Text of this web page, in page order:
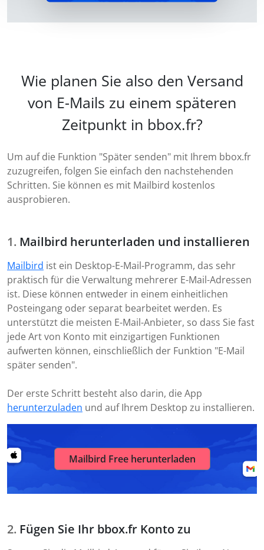
Wie planen Sie also den Versand
von E-Mails zu einem späteren
Zeitpunkt in bbox.fr?
Um auf die Funktion "Später senden" mit Ihrem bbox.fr
zuzugreifen, folgen Sie einfach den nachstehenden
Schritten. Sie können es mit Mailbird kostenlos
ausprobieren.
Mailbird herunterladen und installieren
Mailbird ist ein Desktop-E-Mail-Programm, das sehr
praktisch für die Verwaltung mehrerer E-Mail-Adressen
ist. Diese können entweder in einem einheitlichen
Posteingang oder separat bearbeitet werden. Es
unterstützt die meisten E-Mail-Anbieter, so dass Sie fast
jede Art von Konto mit einzigartigen Funktionen
aufwerten können, einschließlich der Funktion "E-Mail
später senden".
Der erste Schritt besteht also darin, die App
herunterzuladen und auf Ihrem Desktop zu installieren.
Mailbird Free herunterladen
Fügen Sie Ihr bbox.fr Konto zu